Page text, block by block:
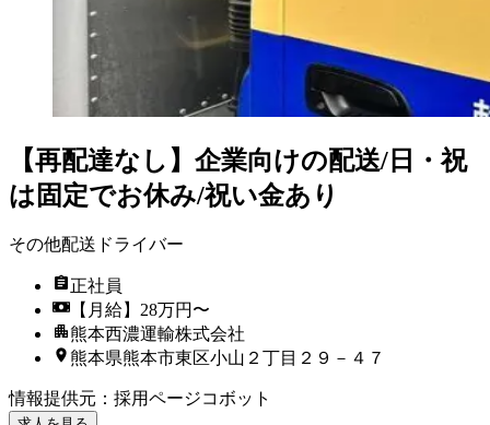
【再配達なし】企業向けの配送/日・祝
は固定でお休み/祝い金あり
その他配送ドライバー
正社員
【月給】28万円〜
熊本西濃運輸株式会社
熊本県熊本市東区小山２丁目２９－４７
情報提供元 ： 採用ページコボット